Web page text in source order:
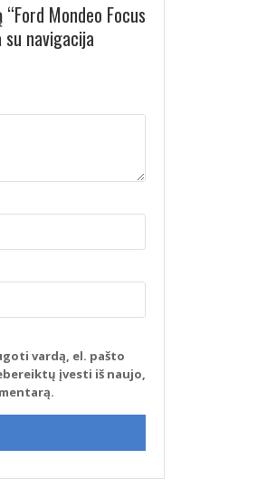
Mondeo Focus
navigacija
vardą, el. pašto
įvesti iš naujo,